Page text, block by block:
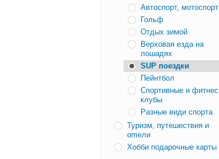
Автоспорт, мотоспорт
Гольф
Отдых зимой
Верховая езда на
лошадях
SUP поездки
Пейнтбол
Спортивные и фитнес
клубы
Разные види спорта
Туризм, путешествия и
оmели
Хобби подарочные карты